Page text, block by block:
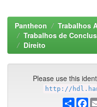
Pantheon
Trabalhos
Trabalhos de
Direito
Please use this
http://
Share